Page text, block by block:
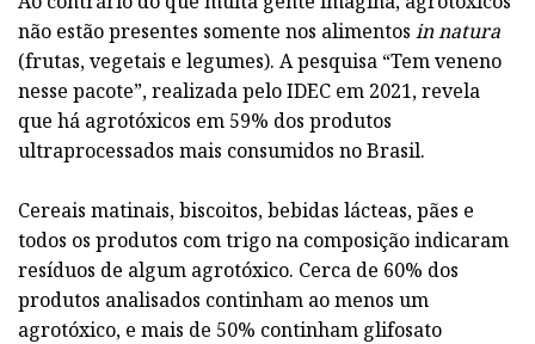
não estão presentes somente nos alimentos in natura
(frutas, vegetais e legumes). A pesquisa “Tem veneno
nesse pacote”, realizada pelo IDEC em 2021, revela
que há agrotóxicos em 59% dos produtos
ultraprocessados mais consumidos no Brasil.
Cereais matinais, biscoitos, bebidas lácteas, pães e
todos os produtos com trigo na composição indicaram
resíduos de algum agrotóxico. Cerca de 60% dos
produtos analisados continham ao menos um
agrotóxico, e mais de 50% continham glifosato